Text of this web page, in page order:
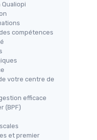
compétences
votre centre de
efficace
(BPF)
et premier